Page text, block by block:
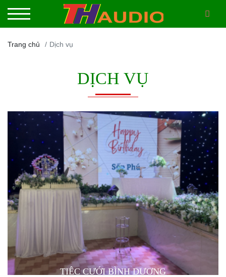
Trang chủ Dịch vụ
DỊCH VỤ
TIỆC CƯỚI BÌNH DƯƠNG